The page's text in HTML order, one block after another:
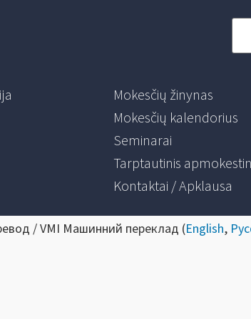
Mokesčių žinynas
Mokesčių kalendorius
Seminarai
Tarptautinis
Kontaktai / Apklausa
/ VMI Машинний переклад (English,